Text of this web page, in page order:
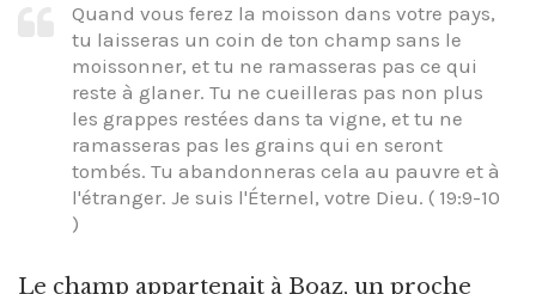
Quand vous ferez la moisson dans votre pays,
tu laisseras un coin de ton champ sans le
moissonner, et tu ne ramasseras pas ce qui
reste à glaner. Tu ne cueilleras pas non plus
les grappes restées dans ta vigne, et tu ne
ramasseras pas les grains qui en seront
tombés. Tu abandonneras cela au pauvre et à
l'étranger. Je suis l'Éternel, votre Dieu. ( 19:9-10
)
Le champ appartenait à Boaz, un proche